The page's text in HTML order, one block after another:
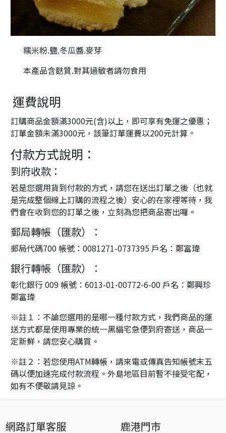
糯米粉.鹽.冬瓜醬.麥芽
本產品含麩質.對其過敏者請勿食用
運費說明
訂購商品金額滿3000元(含)以上，即可享有免運之優惠；
訂單金額未滿3000元，該筆訂單運費以200元計算。
付款方式說明：
到府收款：
若是您選用貨到付款的方式，請您在送出訂單之後（也就
是完成整個線上訂購的流程之後）安心的在家裡等待，我
們會在收到您的訂單之後，立刻為您把商品寄出囉。
郵局轉帳（匯款）：
郵局代碼700 帳號：0081271-0737395 戶名：鄭富瑋
銀行轉帳（匯款）：
彰化銀行 009 帳號：6013-01-00772-6-00 戶名：鄭興珍
鄭富瑋
※註１：不論您選用的是哪一種付款方式，我們商品的運
送方式都是使用專業的統一黑貓宅急便到府寄送，商品一
定新鮮，請您安心購買。
※註２：若您使用ATM轉帳，請來電或傳真告知帳號末五
碼以便加速完成付款流程。外島地區目前暫不接受宅配，
如有不便敬請見諒。
網路訂單客服 鹿港門市